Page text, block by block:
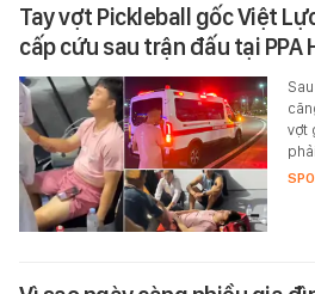
Tay vợt Pickleball gốc Việt
cấp cứu sau trận đấu tại PPA
vợt